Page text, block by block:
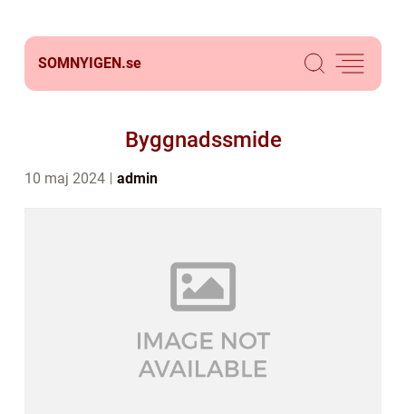
SOMNYIGEN.se
Byggnadssmide
10 maj 2024 admin